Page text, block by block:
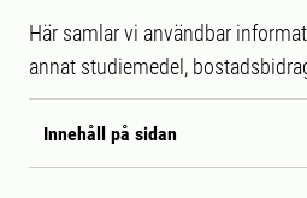
Här samlar vi användbar
annat studiemedel,
Innehåll på sidan